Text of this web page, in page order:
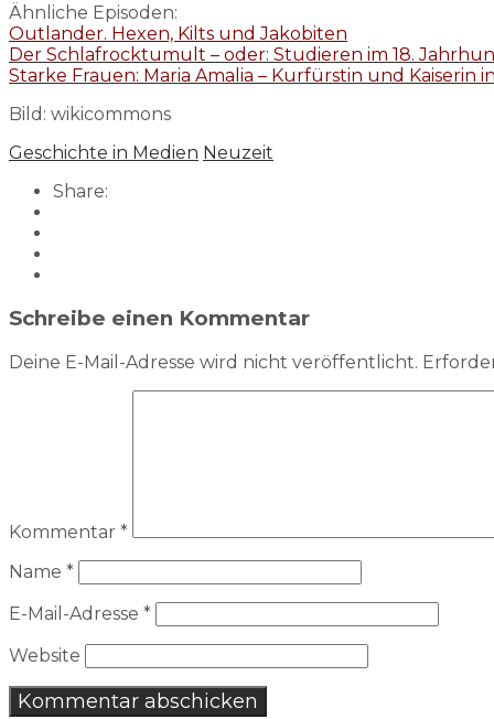
Ähnliche Episoden:
Outlander. Hexen, Kilts und Jakobiten
Der Schlafrocktumult – oder: Studieren im 18.
Starke Frauen: Maria Amalia – Kurfürstin und Kaiserin
Bild: wikicommons
Geschichte in Medien Neuzeit
Share:
Schreibe einen Kommentar
Deine E-Mail-Adresse wird nicht veröffentlicht.
Kommentar *
Name *
E-Mail-Adresse *
Website